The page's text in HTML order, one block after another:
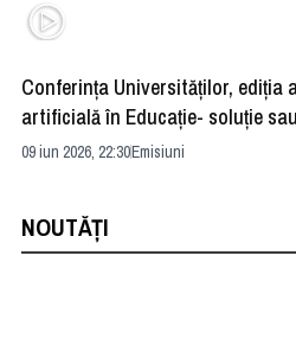
Conferința Universităților, ediția
artificială în Educație- soluție
09 iun 2026, 22:30Emisiuni
NOUTĂȚI